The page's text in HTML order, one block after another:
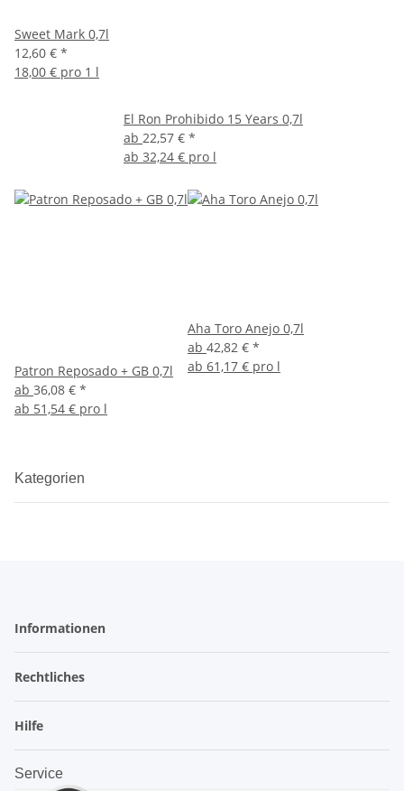
Sweet Mark 0,7l
12,60 € *
18,00 € pro 1 l
El Ron Prohibido 15 Years 0,7l
ab 22,57 € *
ab 32,24 € pro l
Patron Reposado + GB 0,7l
ab 36,08 € *
ab 51,54 € pro l
Aha Toro Anejo 0,7l
ab 42,82 € *
ab 61,17 € pro l
Kategorien
Informationen
Rechtliches
Hilfe
Service